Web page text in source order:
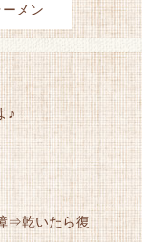
メン
♪
⇒乾いたら復